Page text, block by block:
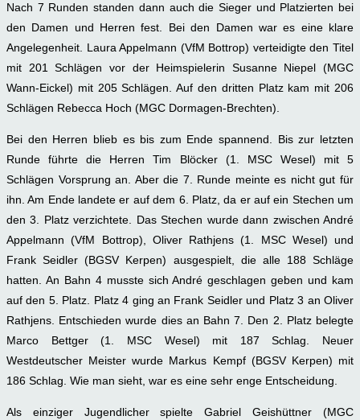
Nach 7 Runden standen dann auch die Sieger und Platzierten bei
den Damen und Herren fest. Bei den Damen war es eine klare
Angelegenheit. Laura Appelmann (VfM Bottrop) verteidigte den Titel
mit 201 Schlägen vor der Heimspielerin Susanne Niepel (MGC
Wann-Eickel) mit 205 Schlägen. Auf den dritten Platz kam mit 206
Schlägen Rebecca Hoch (MGC Dormagen-Brechten).
Bei den Herren blieb es bis zum Ende spannend. Bis zur letzten
Runde führte die Herren Tim Blöcker (1. MSC Wesel) mit 5
Schlägen Vorsprung an. Aber die 7. Runde meinte es nicht gut für
ihn. Am Ende landete er auf dem 6. Platz, da er auf ein Stechen um
den 3. Platz verzichtete. Das Stechen wurde dann zwischen André
Appelmann (VfM Bottrop), Oliver Rathjens (1. MSC Wesel) und
Frank Seidler (BGSV Kerpen) ausgespielt, die alle 188 Schläge
hatten. An Bahn 4 musste sich André geschlagen geben und kam
auf den 5. Platz. Platz 4 ging an Frank Seidler und Platz 3 an Oliver
Rathjens. Entschieden wurde dies an Bahn 7. Den 2. Platz belegte
Marco Bettger (1. MSC Wesel) mit 187 Schlag. Neuer
Westdeutscher Meister wurde Markus Kempf (BGSV Kerpen) mit
186 Schlag. Wie man sieht, war es eine sehr enge Entscheidung.
Als einziger Jugendlicher spielte Gabriel Geishüttner (MGC